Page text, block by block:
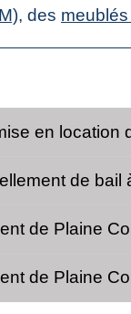
, des
en location
de bail
de Plaine
de Plaine